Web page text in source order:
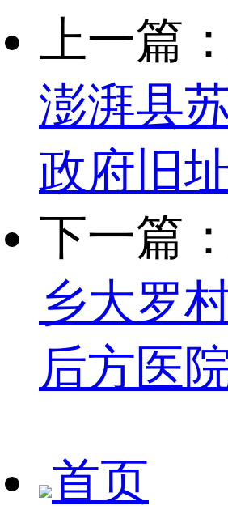
上一篇：
澎湃县
政府旧
下一篇：
乡大罗
后方医
首页